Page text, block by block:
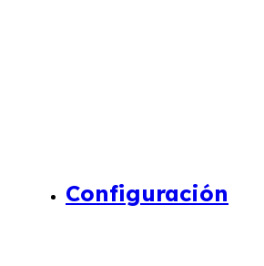
Configuración